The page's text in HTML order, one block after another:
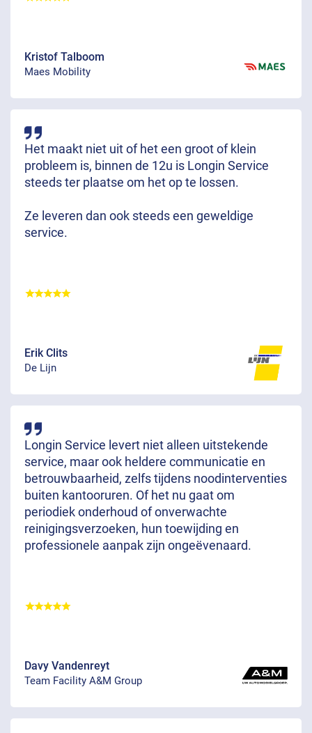
Kristof Talboom
Maes Mobility
Het maakt niet uit of het een groot of klein
probleem is, binnen de 12u is Longin Service
steeds ter plaatse om het op te lossen.
Ze leveren dan ook steeds een geweldige
service.
Erik Clits
De Lijn
Longin Service levert niet alleen uitstekende
service, maar ook heldere communicatie en
betrouwbaarheid, zelfs tijdens noodinterventies
buiten kantooruren. Of het nu gaat om
periodiek onderhoud of onverwachte
reinigingsverzoeken, hun toewijding en
professionele aanpak zijn ongeëvenaard.
Davy Vandenreyt
Team Facility A&M Group